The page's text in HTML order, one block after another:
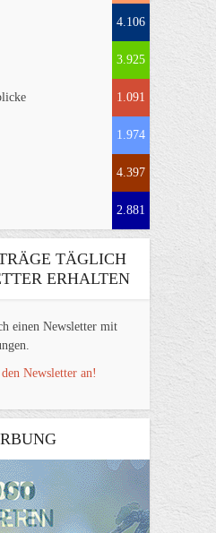
4.106
3.925
1.091
1.974
4.397
2.881
TÄGLICH
ERHALTEN
einen Newsletter mit
Newsletter an!